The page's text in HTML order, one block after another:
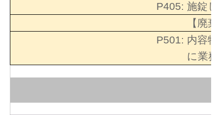
P405: 施錠
【廃
P501: 内容
に業